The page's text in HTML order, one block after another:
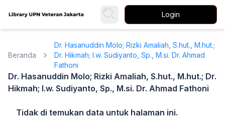
Login
Beranda
Dr. Hasanuddin Molo; Rizki Amaliah, S.hut., M.hut.;
Dr. Hikmah; I.w. Sudiyanto, Sp., M.si. Dr. Ahmad
Fathoni
Dr. Hasanuddin Molo; Rizki Amaliah, S.hut., M.hut.; Dr.
Hikmah; I.w. Sudiyanto, Sp., M.si. Dr. Ahmad Fathoni
Tidak di temukan data untuk halaman ini.